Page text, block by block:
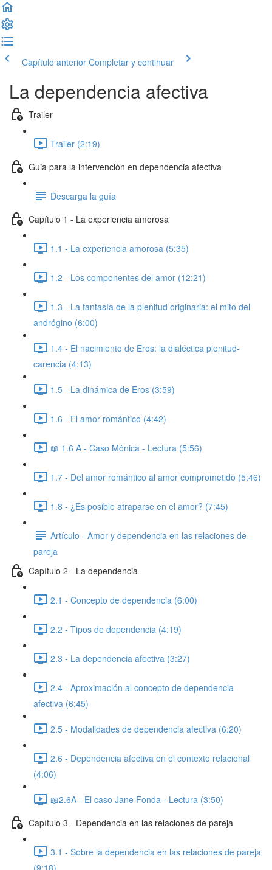
Capítulo anterior Completar y continuar
La dependencia afectiva
Trailer
Trailer (2:19)
Guia para la intervención en dependencia afectiva
Descarga la guía
Capítulo 1 - La experiencia amorosa
1.1 - La experiencia amorosa (5:35)
1.2 - Los componentes del amor (12:21)
1.3 - La fantasía de la plenitud originaria: el mito del
andrógino (6:00)
1.4 - El nacimiento de Eros: la dialéctica plenitud-
carencia (4:13)
1.5 - La dinámica de Eros (3:59)
1.6 - El amor romántico (4:42)
📖 1.6 A - Caso Mónica - Lectura (5:56)
1.7 - Del amor romántico al amor comprometido (5:46)
1.8 - ¿Es posible atraparse en el amor? (7:45)
Artículo - Amor y dependencia en las relaciones de
pareja
Capítulo 2 - La dependencia
2.1 - Concepto de dependencia (6:00)
2.2 - Tipos de dependencia (4:19)
2.3 - La dependencia afectiva (3:27)
2.4 - Aproximación al concepto de dependencia
afectiva (6:45)
2.5 - Modalidades de dependencia afectiva (6:20)
2.6 - Dependencia afectiva en el contexto relacional
(4:06)
📖2.6A - El caso Jane Fonda - Lectura (3:50)
Capítulo 3 - Dependencia en las relaciones de pareja
3.1 - Sobre la dependencia en las relaciones de pareja
(9:18)